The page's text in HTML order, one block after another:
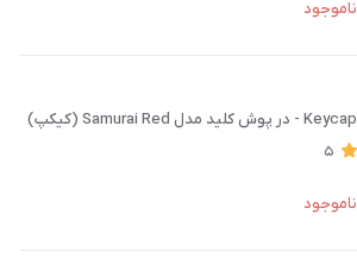
ناموجود
Keycap - در پوش کلید مدل Samurai Red (کیکپ)
5
ناموجود